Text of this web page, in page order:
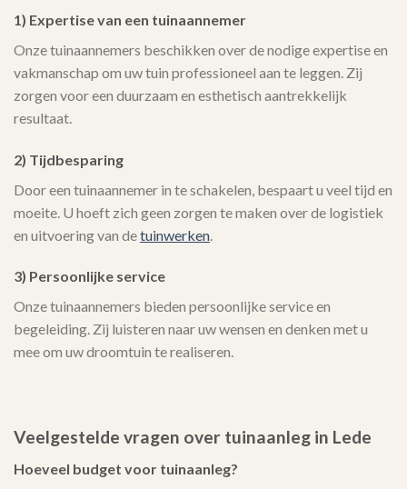
1) Expertise van een tuinaannemer
Onze tuinaannemers beschikken over de nodige expertise en
vakmanschap om uw tuin professioneel aan te leggen. Zij
zorgen voor een duurzaam en esthetisch aantrekkelijk
resultaat.
2) Tijdbesparing
Door een tuinaannemer in te schakelen, bespaart u veel tijd en
moeite. U hoeft zich geen zorgen te maken over de logistiek
en uitvoering van detuinwerken
3) Persoonlijke service
Onze tuinaannemers bieden persoonlijke service en
begeleiding. Zij luisteren naar uw wensen en denken met u
mee om uw droomtuin te realiseren.
Veelgestelde vragen over tuinaanleg in Lede
Hoeveel budget voor tuinaanleg?